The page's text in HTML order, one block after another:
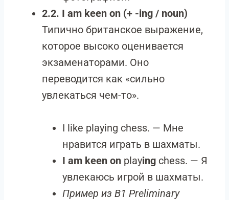
2.2. I am keen on (+ -ing / noun)
Типично британское выражение,
которое высоко оценивается
экзаменаторами. Оно
переводится как «сильно
увлекаться чем-то».
I like playing chess. — Мне
нравится играть в шахматы.
I am keen on playing chess. — Я
увлекаюсь игрой в шахматы.
Пример из B1 Preliminary